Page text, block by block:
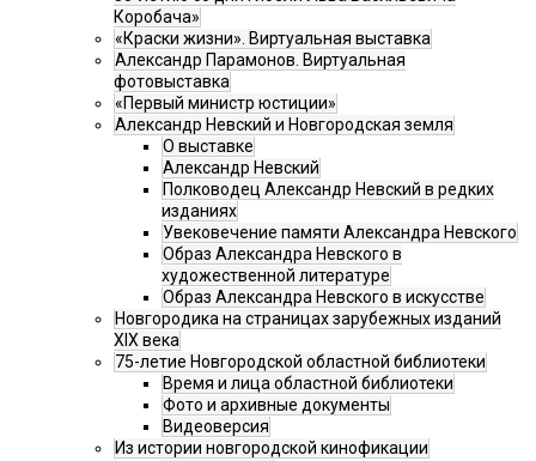
Коробача»
«Краски жизни». Виртуальная выставка
Александр Парамонов. Виртуальная
фотовыставка
«Первый министр юстиции»
Александр Невский и Новгородская земля
О выставке
Александр Невский
Полководец Александр Невский в редких
изданиях
Увековечение памяти Александра Невского
Образ Александра Невского в
художественной литературе
Образ Александра Невского в искусстве
Новгородика на страницах зарубежных изданий
XIX века
75-летие Новгородской областной библиотеки
Время и лица областной библиотеки
Фото и архивные документы
Видеоверсия
Из истории новгородской кинофикации